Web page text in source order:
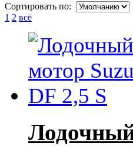
Сортировать по:
1 2 всё